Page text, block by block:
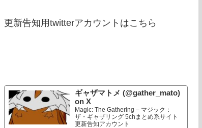
更新告知用twitterアカウントはこちら
ギャザマトメ (@gather_mato)
on X
Magic: The Gathering – マジック：
ザ・ギャザリング 5chまとめ系サイト
更新告知アカウント